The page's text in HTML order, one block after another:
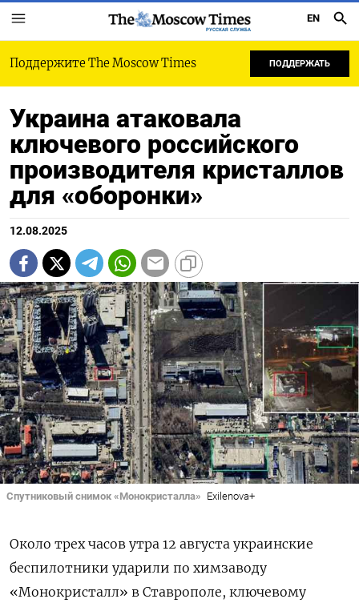
РУССКАЯ СЛУЖБА
EN
Поддержите The Moscow Times ПОДДЕРЖАТЬ
Украина атаковала
ключевого российского
производителя кристаллов
для «оборонки»
12.08.2025
Спутниковый снимок «Монокристалла» Exilenova+
Около трех часов утра 12 августа украинские
беспилотники ударили по химзаводу
«Монокристалл» в Ставрополе, ключевому